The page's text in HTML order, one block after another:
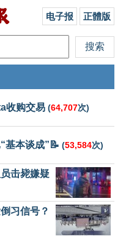
电子报 正體版
收购交易 (64,707次)
基本谈成”📝 (53,584次)
击毙嫌疑
习信号？